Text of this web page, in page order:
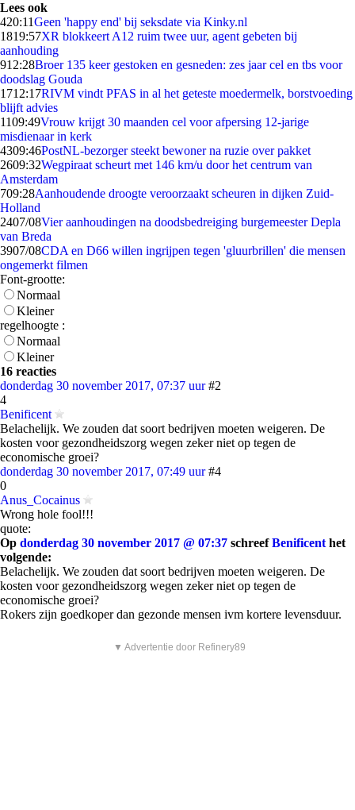
Lees ook
420:11Geen 'happy end' bij seksdate via Kinky.nl
1819:57XR blokkeert A12 ruim twee uur, agent gebeten bij
aanhouding
912:28Broer 135 keer gestoken en gesneden: zes jaar cel en tbs voor
doodslag Gouda
1712:17RIVM vindt PFAS in al het geteste moedermelk, borstvoeding
blijft advies
1109:49Vrouw krijgt 30 maanden cel voor afpersing 12-jarige
misdienaar in kerk
4309:46PostNL-bezorger steekt bewoner na ruzie over pakket
2609:32Wegpiraat scheurt met 146 km/u door het centrum van
Amsterdam
709:28Aanhoudende droogte veroorzaakt scheuren in dijken Zuid-
Holland
2407/08Vier aanhoudingen na doodsbedreiging burgemeester Depla
van Breda
3907/08CDA en D66 willen ingrijpen tegen 'gluurbrillen' die mensen
ongemerkt filmen
Font-grootte:
Normaal
Kleiner
regelhoogte :
Normaal
Kleiner
16 reacties
donderdag 30 november 2017, 07:37 uur #2
4
Benificent
Belachelijk. We zouden dat soort bedrijven moeten weigeren. De
kosten voor gezondheidszorg wegen zeker niet op tegen de
economische groei?
donderdag 30 november 2017, 07:49 uur #4
0
Anus_Cocainus
Wrong hole fool!!!
quote:
Op donderdag 30 november 2017 @ 07:37 schreefBenificent het
volgende:
Belachelijk. We zouden dat soort bedrijven moeten weigeren. De
kosten voor gezondheidszorg wegen zeker niet op tegen de
economische groei?
Rokers zijn goedkoper dan gezonde mensen ivm kortere levensduur.
▼ Advertentie door Refinery89